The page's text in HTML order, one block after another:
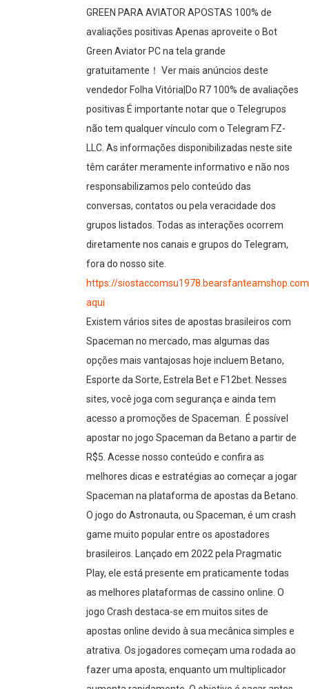
GREEN PARA AVIATOR APOSTAS 100% de
avaliações positivas Apenas aproveite o Bot
Green Aviator PC na tela grande
gratuitamente！ Ver mais anúncios deste
vendedor Folha Vitória|Do R7 100% de avaliações
positivas É importante notar que o Telegrupos
não tem qualquer vínculo com o Telegram FZ-
LLC. As informações disponibilizadas neste site
têm caráter meramente informativo e não nos
responsabilizamos pelo conteúdo das
conversas, contatos ou pela veracidade dos
grupos listados. Todas as interações ocorrem
diretamente nos canais e grupos do Telegram,
fora do nosso site.
https://
aqui
Existem vários sites de apostas brasileiros com
Spaceman no mercado, mas algumas das
opções mais vantajosas hoje incluem Betano,
Esporte da Sorte, Estrela Bet e F12bet. Nesses
sites, você joga com segurança e ainda tem
acesso a promoções de Spaceman. É possível
apostar no jogo Spaceman da Betano a partir de
R$5. Acesse nosso conteúdo e confira as
melhores dicas e estratégias ao começar a jogar
Spaceman na plataforma de apostas da Betano.
O jogo do Astronauta, ou Spaceman, é um crash
game muito popular entre os apostadores
brasileiros. Lançado em 2022 pela Pragmatic
Play, ele está presente em praticamente todas
as melhores plataformas de cassino online. O
jogo Crash destaca-se em muitos sites de
apostas online devido à sua mecânica simples e
atrativa. Os jogadores começam uma rodada ao
fazer uma aposta, enquanto um multiplicador